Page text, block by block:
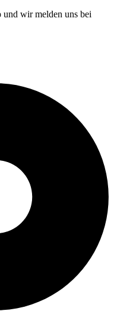
und wir melden uns bei